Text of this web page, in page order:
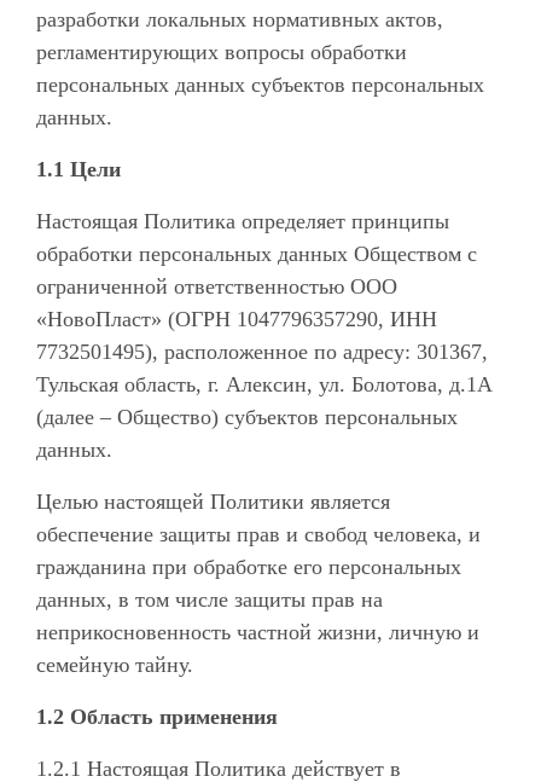
разработки локальных нормативных актов,
регламентирующих вопросы обработки
персональных данных субъектов персональных
данных.
1.1 Цели
Настоящая Политика определяет принципы
обработки персональных данных Обществом с
ограниченной ответственностью ООО
«НовоПласт» (ОГРН 1047796357290, ИНН
7732501495), расположенное по адресу: 301367,
Тульская область, г. Алексин, ул. Болотова, д.1А
(далее – Общество) субъектов персональных
данных.
Целью настоящей Политики является
обеспечение защиты прав и свобод человека, и
гражданина при обработке его персональных
данных, в том числе защиты прав на
неприкосновенность частной жизни, личную и
семейную тайну.
1.2 Область применения
1.2.1 Настоящая Политика действует в